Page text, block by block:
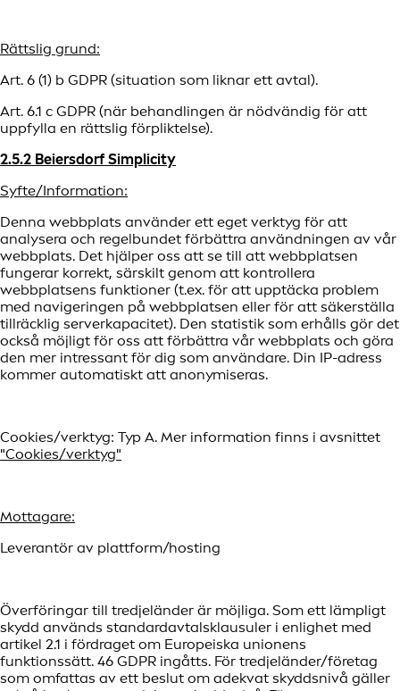
Rättslig grund:
Art. 6 (1) b GDPR (situation som liknar ett avtal).
Art. 6.1 c GDPR (när behandlingen är nödvändig för att
uppfylla en rättslig förpliktelse).
2.5.2 Beiersdorf Simplicity
Syfte/Information:
Denna webbplats använder ett eget verktyg för att
analysera och regelbundet förbättra användningen av vår
webbplats. Det hjälper oss att se till att webbplatsen
fungerar korrekt, särskilt genom att kontrollera
webbplatsens funktioner (t.ex. för att upptäcka problem
med navigeringen på webbplatsen eller för att säkerställa
tillräcklig serverkapacitet). Den statistik som erhålls gör det
också möjligt för oss att förbättra vår webbplats och göra
den mer intressant för dig som användare. Din IP-adress
kommer automatiskt att anonymiseras.
Cookies/verktyg: Typ A. Mer information finns i avsnittet
"Cookies/verktyg"
Mottagare:
Leverantör av plattform/hosting
Överföringar till tredjeländer är möjliga. Som ett lämpligt
skydd används standardavtalsklausuler i enlighet med
artikel 2.1 i fördraget om Europeiska unionens
funktionssätt. 46 GDPR ingåtts. För tredjeländer/företag
som omfattas av ett beslut om adekvat skyddsnivå gäller